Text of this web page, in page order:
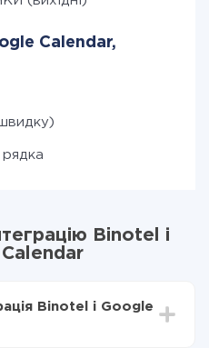
Calendar,
Binotel і
Binotel і Google